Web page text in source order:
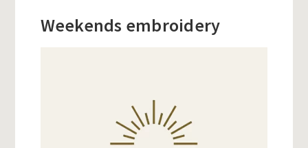
Weekends embroidery